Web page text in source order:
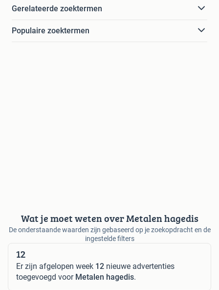
Gerelateerde zoektermen
Populaire zoektermen
Wat je moet weten over Metalen hagedis
De onderstaande waarden zijn gebaseerd op je zoekopdracht en de
ingestelde filters
12
Er zijn afgelopen week 12 nieuwe advertenties
toegevoegd voor Metalen hagedis.